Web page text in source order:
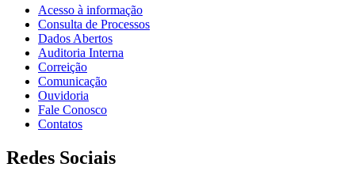
Acesso à informação
Consulta de Processos
Dados Abertos
Auditoria Interna
Correição
Comunicação
Ouvidoria
Fale Conosco
Contatos
Redes Sociais